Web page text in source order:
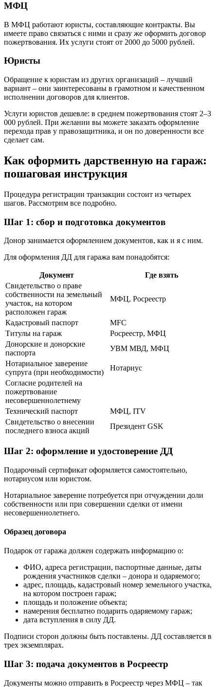
МФЦ
В МФЦ работают юристы, составляющие контракты. Вы
имеете право связаться с ними и сразу же оформить договор
пожертвования. Их услуги стоят от 2000 до 5000 рублей.
Юристы
Обращение к юристам из других организаций – лучший
вариант – они заинтересованы в грамотном и качественном
исполнении договоров для клиентов.
Услуги юристов дешевле: в среднем пожертвования стоят 2–3
000 рублей. При желании вы можете заказать оформление
перехода прав у правозащитника, и он по доверенности все
сделает сам.
Как оформить дарственную на гараж:
пошаговая инструкция
Процедура регистрации транзакции состоит из четырех
шагов. Рассмотрим все подробно.
Шаг 1: сбор и подготовка документов
Донор занимается оформлением документов, как и я с ним.
Для оформления ДД для гаража вам понадобятся:
Документ
Где взять
Свидетельство о праве
собственности на земельный
участок, на котором
расположен гараж
МФЦ, Росреестр
Кадастровый паспорт
MFC
Титулы на гараж
Росреестр, МФЦ
Донорские и донорские
паспорта
УВМ МВД, МФЦ
Нотариальное заверение
супруга (при необходимости)
Нотариус
Согласие родителей на
пожертвование
несовершеннолетнему
Технический паспорт
МФЦ, ITV
Свидетельство о внесении
последнего взноса акций
Президент GSK
Шаг 2: оформление и удостоверение ДД
Подарочный сертификат оформляется самостоятельно,
нотариусом или юристом.
Нотариальное заверение потребуется при отчуждении доли
собственности или при совершении сделки от имени
несовершеннолетнего.
Образец договора
Подарок от гаража должен содержать информацию о:
ФИО, адреса регистрации, паспортные данные, даты
рождения участников сделки – донора и одаряемого;
адрес, площадь, кадастровый номер земельного участка,
на котором построен гараж;
площадь и положение объекта;
намерения бесплатно подарить одаряемому гараж;
дата вступления в силу ДД.
Подписи сторон должны быть поставлены. ДД составляется в
трех экземплярах.
Шаг 3: подача документов в Росреестр
Документы можно отправить в Росреестр через МФЦ – так